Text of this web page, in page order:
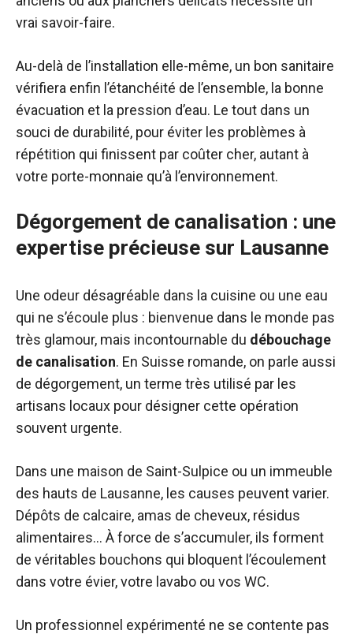
vrai savoir-faire.
Au-delà de l’installation elle-même, un bon sanitaire
vérifiera enfin l’étanchéité de l’ensemble, la bonne
évacuation et la pression d’eau. Le tout dans un
souci de durabilité, pour éviter les problèmes à
répétition qui finissent par coûter cher, autant à
votre porte-monnaie qu’à l’environnement.
Dégorgement de canalisation : une
expertise précieuse sur Lausanne
Une odeur désagréable dans la cuisine ou une eau
qui ne s’écoule plus : bienvenue dans le monde pas
très glamour, mais incontournable du débouchage
de canalisation. En Suisse romande, on parle aussi
de dégorgement, un terme très utilisé par les
artisans locaux pour désigner cette opération
souvent urgente.
Dans une maison de Saint-Sulpice ou un immeuble
des hauts de Lausanne, les causes peuvent varier.
Dépôts de calcaire, amas de cheveux, résidus
alimentaires… À force de s’accumuler, ils forment
de véritables bouchons qui bloquent l’écoulement
dans votre évier, votre lavabo ou vos WC.
Un professionnel expérimenté ne se contente pas